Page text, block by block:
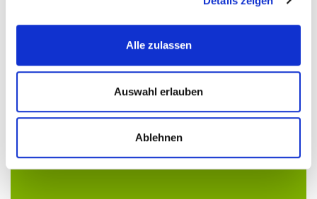
Alle zulassen
Auswahl erlauben
Ablehnen